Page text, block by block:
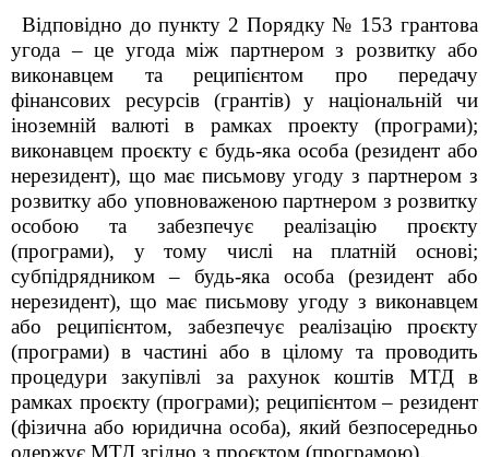
Відповідно до пункту 2 Порядку № 153 грантова
угода – це угода між партнером з розвитку або
виконавцем та реципієнтом про передачу
фінансових ресурсів (грантів) у національній чи
іноземній валюті в рамках проекту (програми);
виконавцем проєкту є будь-яка особа (резидент або
нерезидент), що має письмову угоду з партнером з
розвитку або уповноваженою партнером з розвитку
особою та забезпечує реалізацію проєкту
(програми), у тому числі на платній основі;
субпідрядником – будь-яка особа (резидент або
нерезидент), що має письмову угоду з виконавцем
або реципієнтом, забезпечує реалізацію проєкту
(програми) в частині або в цілому та проводить
процедури закупівлі за рахунок коштів МТД в
рамках проєкту (програми); реципієнтом – резидент
(фізична або юридична особа), який безпосередньо
одержує МТД згідно з проєктом (програмою).